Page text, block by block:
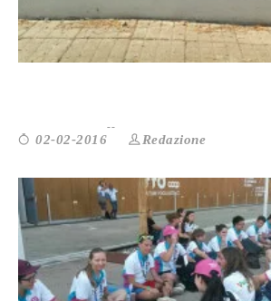
LA PRIMA CANDELINA DI
02-02-2016 Redazione